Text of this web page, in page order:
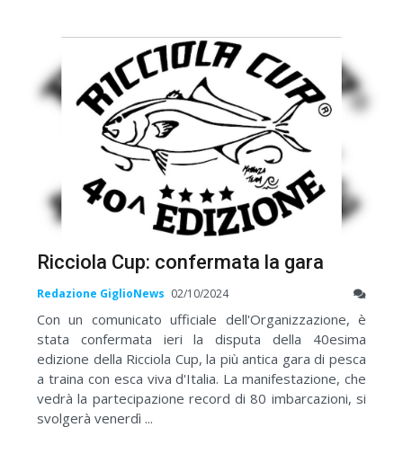
Ricciola Cup: confermata la gara
Redazione GiglioNews 02/10/2024
Con un comunicato ufficiale dell'Organizzazione, è
stata confermata ieri la disputa della 40esima
edizione della Ricciola Cup, la più antica gara di pesca
a traina con esca viva d'Italia. La manifestazione, che
vedrà la partecipazione record di 80 imbarcazioni, si
svolgerà venerdì ...